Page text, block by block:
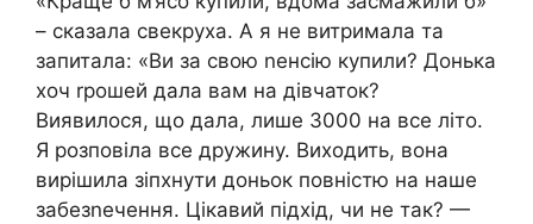
– сказала свекруха. А я не витримала та
запитала: «Ви за свою nенсію купили? Донька
хоч rрошей дала вам на дівчаток?
Виявилося, що дала, лише 3000 на все літо.
Я розповіла все дружину. Виходить, вона
вирішила зіпхнути доньок повністю на наше
забезnечення. Цікавий підхід, чи не так? —